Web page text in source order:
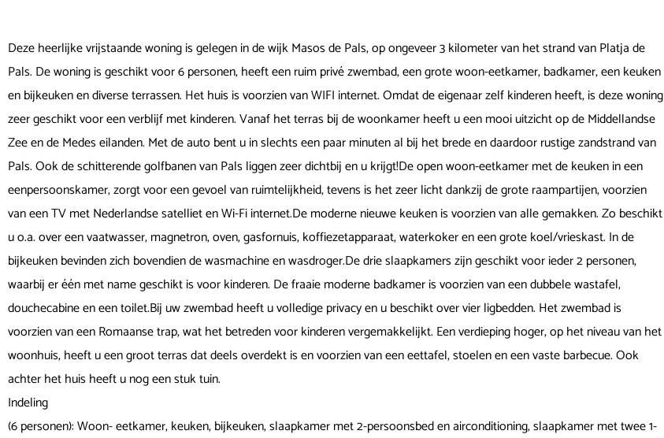
Deze heerlijke vrijstaande woning is gelegen in de wijk Masos de Pals, op ongeveer 3 kilometer van het strand van Platja de
Pals. De woning is geschikt voor 6 personen, heeft een ruim privé zwembad, een grote woon-eetkamer, badkamer, een keuken
en bijkeuken en diverse terrassen. Het huis is voorzien van WIFI internet. Omdat de eigenaar zelf kinderen heeft, is deze woning
zeer geschikt voor een verblijf met kinderen. Vanaf het terras bij de woonkamer heeft u een mooi uitzicht op de Middellandse
Zee en de Medes eilanden. Met de auto bent u in slechts een paar minuten al bij het brede en daardoor rustige zandstrand van
Pals. Ook de schitterende golfbanen van Pals liggen zeer dichtbij en u krijgt!De open woon-eetkamer met de keuken in een
eenpersoonskamer, zorgt voor een gevoel van ruimtelijkheid, tevens is het zeer licht dankzij de grote raampartijen, voorzien
van een TV met Nederlandse satelliet en Wi-Fi internet.De moderne nieuwe keuken is voorzien van alle gemakken. Zo beschikt
u o.a. over een vaatwasser, magnetron, oven, gasfornuis, koffiezetapparaat, waterkoker en een grote koel/vrieskast. In de
bijkeuken bevinden zich bovendien de wasmachine en wasdroger.De drie slaapkamers zijn geschikt voor ieder 2 personen,
waarbij er één met name geschikt is voor kinderen. De fraaie moderne badkamer is voorzien van een dubbele wastafel,
douchecabine en een toilet.Bij uw zwembad heeft u volledige privacy en u beschikt over vier ligbedden. Het zwembad is
voorzien van een Romaanse trap, wat het betreden voor kinderen vergemakkelijkt. Een verdieping hoger, op het niveau van het
woonhuis, heeft u een groot terras dat deels overdekt is en voorzien van een eettafel, stoelen en een vaste barbecue. Ook
achter het huis heeft u nog een stuk tuin.
Indeling
(6 personen): Woon- eetkamer, keuken, bijkeuken, slaapkamer met 2-persoonsbed en airconditioning, slaapkamer met twee 1-